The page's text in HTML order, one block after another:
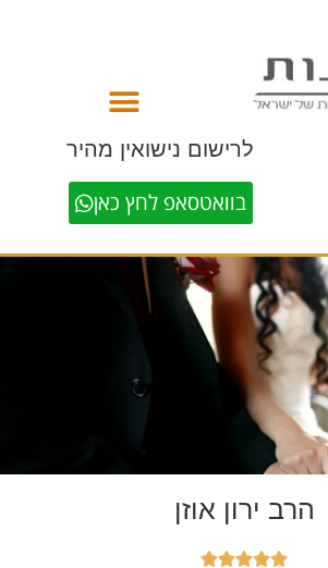
לרישום נישואין מהיר
בוואטסאפ לחץ כאן
הרב ירון אוזן




